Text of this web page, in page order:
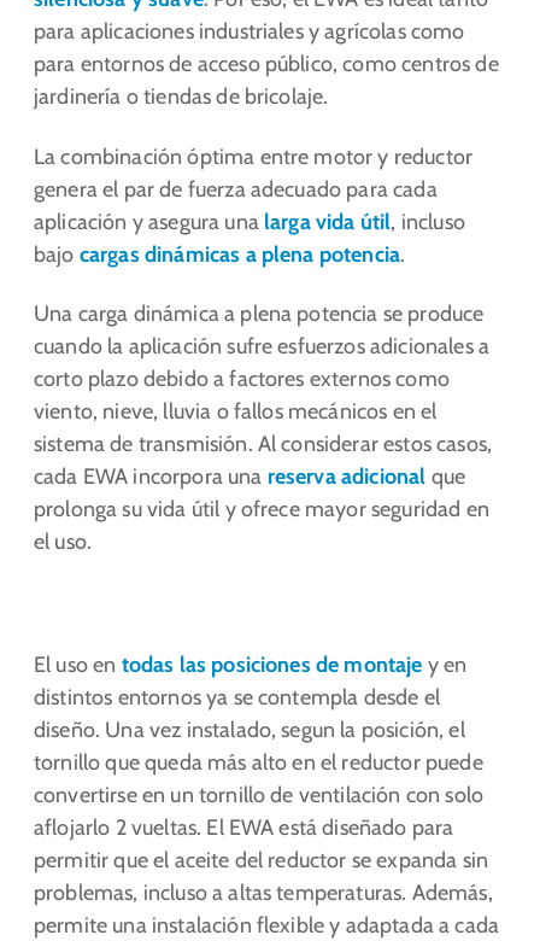
para aplicaciones industriales y agrícolas como
para entornos de acceso público, como centros de
jardinería o tiendas de bricolaje.
La combinación óptima entre motor y reductor
genera el par de fuerza adecuado para cada
aplicación y asegura una larga vida útil, incluso
bajo cargas dinámicas a plena potencia.
Una carga dinámica a plena potencia se produce
cuando la aplicación sufre esfuerzos adicionales a
corto plazo debido a factores externos como
viento, nieve, lluvia o fallos mecánicos en el
sistema de transmisión. Al considerar estos casos,
cada EWA incorpora una reserva adicional que
prolonga su vida útil y ofrece mayor seguridad en
el uso.
El uso en todas las posiciones de montaje y en
distintos entornos ya se contempla desde el
diseño. Una vez instalado, segun la posición, el
tornillo que queda más alto en el reductor puede
convertirse en un tornillo de ventilación con solo
aflojarlo 2 vueltas. El EWA está diseñado para
permitir que el aceite del reductor se expanda sin
problemas, incluso a altas temperaturas. Además,
permite una instalación flexible y adaptada a cada